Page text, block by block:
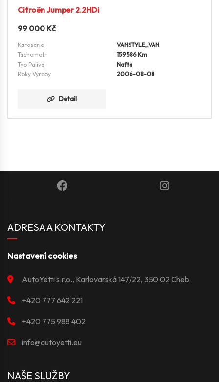
Citroën Jumper 2.2HDi
99 000 Kč
Karoserie
VANSTYLE_VAN
Tachometr
159586 Km
Typ Paliva
Nafta
Roky Výroby
2006-08-08
Detail
ADRESA A KONTAKTY
Nastavení cookies
AutoYetti s.r.o., Karlovarská 147/22, 350 02 Cheb
+420 777 642 221
+420 775 988 402
info@autoyetti.eu
NAŠE SLUŽBY